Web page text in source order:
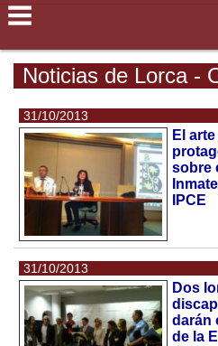
Noticias de Lorca -
31/10/2013
El
sobre
IPCE
31/10/2013
Dos
darán
de la